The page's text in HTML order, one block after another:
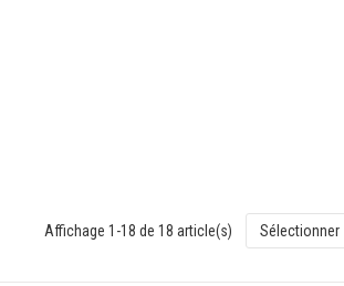
Sélectionner
Affichage 1-18 de 18 article(s)